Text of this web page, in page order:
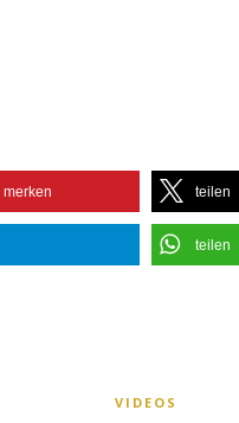
merken teilen
teilen
VIDEOS